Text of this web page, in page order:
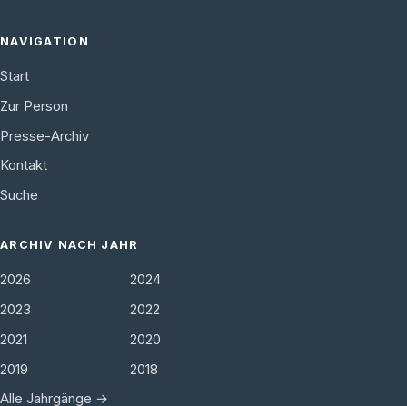
NAVIGATION
Start
Zur Person
Presse-Archiv
Kontakt
Suche
ARCHIV NACH JAHR
2026
2024
2023
2022
2021
2020
2019
2018
Alle Jahrgänge →